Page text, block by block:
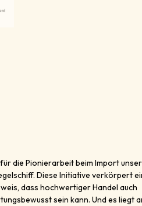
die Pionierarbeit beim Import
Diese Initiative verkörpert
dass hochwertiger Handel auch
sein kann. Und es liegt